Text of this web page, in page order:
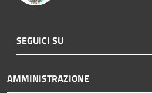
SEGUICI SU
AMMINISTRAZIONE